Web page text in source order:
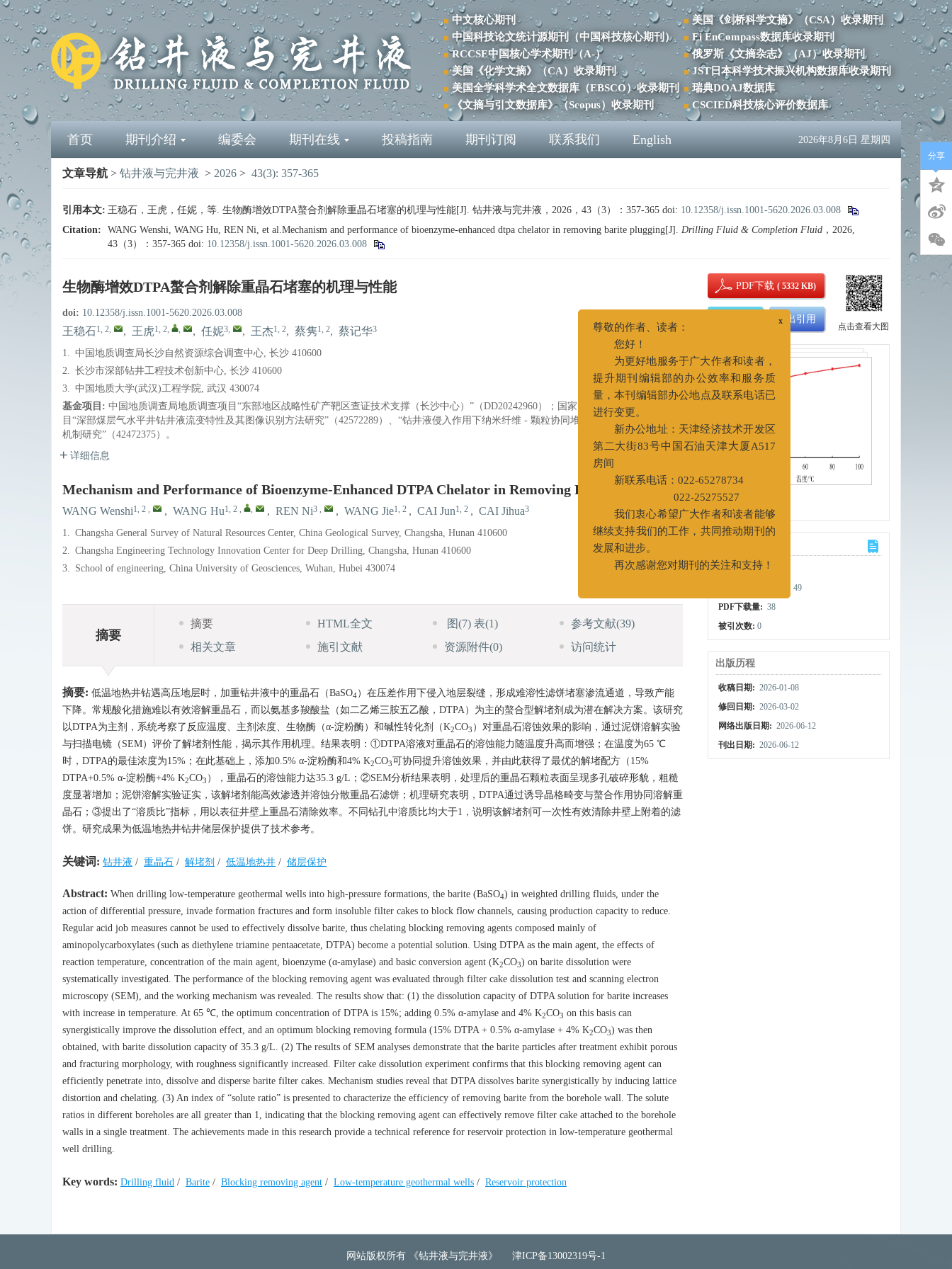
中文核心期刊
中国科技论文统计源期刊（中国科技核心期刊）
RCCSE中国核心学术期刊（A-）
美国《化学文摘》（CA）收录期刊
美国全学科学术全文数据库（EBSCO）收录期刊
《文摘与引文数据库》（Scopus）收录期刊
美国《剑桥科学文摘》（CSA）收录期刊
Ei EnCompass数据库收录期刊
俄罗斯《文摘杂志》（AJ）收录期刊
JST日本科学技术振兴机构数据库收录期刊
瑞典DOAJ数据库
CSCIED科技核心评价数据库
首页 期刊介绍 编委会 期刊在线 投稿指南 期刊订阅 联系我们 English 2026年8月6日 星期四
文章导航 > 钻井液与完井液 > 2026 > 43(3): 357-365
引用本文: 王稳石，王虎，任妮，等. 生物酶增效DTPA螯合剂解除重晶石堵塞的机理与性能[J]. 钻井液与完井液，2026，43（3）：357-365 doi: 10.12358/j.issn.1001-5620.2026.03.008
Citation:
WANG Wenshi, WANG Hu, REN Ni, et al.Mechanism and performance of bioenzyme-enhanced dtpa chelator in removing barite plugging[J]. Drilling Fluid & Completion Fluid ，2026,
43（3）：357-365 doi: 10.12358/j.issn.1001-5620.2026.03.008
生物酶增效DTPA螯合剂解除重晶石堵塞的机理与性能
doi: 10.12358/j.issn.1001-5620.2026.03.008
王稳石1, 2, , 王虎1, 2, , , 任妮3, , 王杰1, 2, 蔡隽1, 2, 蔡记华3
1. 中国地质调查局长沙自然资源综合调查中心, 长沙 410600
2. 长沙市深部钻井工程技术创新中心, 长沙 410600
3. 中国地质大学(武汉)工程学院, 武汉 430074
基金项目: 中国地质调查局地质调查项目“东部地区战略性矿产靶区查证技术支撑（长沙中心）”（DD20242960）；国家自然科学基金面上项
目“深部煤层气水平井钻井液流变特性及其图像识别方法研究”（42572289）、“钻井液侵入作用下纳米纤维 - 颗粒协同堆积演化与页岩封堵抑制
机制研究”（42472375）。
详细信息
Mechanism and Performance of Bioenzyme-Enhanced DTPA Chelator in Removing Barite Plugging
WANG Wenshi1, 2 , , WANG Hu1, 2 , , , REN Ni3 , , WANG Jie1, 2 , CAI Jun1, 2 , CAI Jihua3
1. Changsha General Survey of Natural Resources Center, China Geological Survey, Changsha, Hunan 410600
2. Changsha Engineering Technology Innovation Center for Deep Drilling, Changsha, Hunan 410600
3. School of engineering, China University of Geosciences, Wuhan, Hubei 430074
摘要
摘要 HTML全文 图(7) 表(1) 参考文献(39)
相关文章
施引文献 资源附件(0) 访问统计
摘要: 低温地热井钻遇高压地层时，加重钻井液中的重晶石（BaSO4）在压差作用下侵入地层裂缝，形成难溶性滤饼堵塞渗流通道，导致产能
下降。常规酸化措施难以有效溶解重晶石，而以氨基多羧酸盐（如二乙烯三胺五乙酸，DTPA）为主的螯合型解堵剂成为潜在解决方案。该研究
以DTPA为主剂，系统考察了反应温度、主剂浓度、生物酶（α-淀粉酶）和碱性转化剂（K2CO3 ）对重晶石溶蚀效果的影响，通过泥饼溶解实验
与扫描电镜（SEM）评价了解堵剂性能，揭示其作用机理。结果表明：①DTPA溶液对重晶石的溶蚀能力随温度升高而增强；在温度为65 ℃
时，DTPA的最佳浓度为15%；在此基础上，添加0.5% α-淀粉酶和4% K2CO3可协同提升溶蚀效果，并由此获得了最优的解堵配方（15%
DTPA+0.5% α-淀粉酶+4% K2CO3 ），重晶石的溶蚀能力达35.3 g/L；②SEM分析结果表明，处理后的重晶石颗粒表面呈现多孔破碎形貌，粗糙
度显著增加；泥饼溶解实验证实，该解堵剂能高效渗透并溶蚀分散重晶石滤饼；机理研究表明，DTPA通过诱导晶格畸变与螯合作用协同溶解重
晶石；③提出了“溶质比”指标，用以表征井壁上重晶石清除效率。不同钻孔中溶质比均大于1，说明该解堵剂可一次性有效清除井壁上附着的滤
饼。研究成果为低温地热井钻井储层保护提供了技术参考。
关键词: 钻井液 / 重晶石 / 解堵剂 / 低温地热井 / 储层保护
Abstract: When drilling low-temperature geothermal wells into high-pressure formations, the barite (BaSO4) in weighted drilling fluids, under the
action of differential pressure, invade formation fractures and form insoluble filter cakes to block flow channels, causing production capacity to reduce.
Regular acid job measures cannot be used to effectively dissolve barite, thus chelating blocking removing agents composed mainly of
aminopolycarboxylates (such as diethylene triamine pentaacetate, DTPA) become a potential solution. Using DTPA as the main agent, the effects of
reaction temperature, concentration of the main agent, bioenzyme (α-amylase) and basic conversion agent (K2CO3) on barite dissolution were
systematically investigated. The performance of the blocking removing agent was evaluated through filter cake dissolution test and scanning electron
microscopy (SEM), and the working mechanism was revealed. The results show that: (1) the dissolution capacity of DTPA solution for barite increases
with increase in temperature. At 65 ℃, the optimum concentration of DTPA is 15%; adding 0.5% α-amylase and 4% K2CO3 on this basis can
synergistically improve the dissolution effect, and an optimum blocking removing formula (15% DTPA + 0.5% α-amylase + 4% K2CO3) was then
obtained, with barite dissolution capacity of 35.3 g/L. (2) The results of SEM analyses demonstrate that the barite particles after treatment exhibit porous
and fracturing morphology, with roughness significantly increased. Filter cake dissolution experiment confirms that this blocking removing agent can
efficiently penetrate into, dissolve and disperse barite filter cakes. Mechanism studies reveal that DTPA dissolves barite synergistically by inducing lattice
distortion and chelating. (3) An index of “solute ratio” is presented to characterize the efficiency of removing barite from the borehole wall. The solute
ratios in different boreholes are all greater than 1, indicating that the blocking removing agent can effectively remove filter cake attached to the borehole
walls in a single treatment. The achievements made in this research provide a technical reference for reservoir protection in low-temperature geothermal
well drilling.
Key words: Drilling fluid / Barite / Blocking removing agent / Low-temperature geothermal wells / Reservoir protection
PDF下载( 5332 KB)
导出引用
点击查看大图
图(7)/表(1)
文章访问数: 150
49
PDF下载量: 38
被引次数:0
出版历程
收稿日期: 2026-01-08
修回日期: 2026-03-02
网络出版日期: 2026-06-12
刊出日期: 2026-06-12
分享
网站版权所有 《钻井液与完井液》 津ICP备13002319号-1
尊敬的作者、读者：
您好！
为更好地服务于广大作者和读者，
提升期刊编辑部的办公效率和服务质
量，本刊编辑部办公地点及联系电话已
进行变更。
新办公地址：天津经济技术开发区
第二大街83号中国石油天津大厦A517
房间
022-25275527
我们衷心希望广大作者和读者能够
继续支持我们的工作，共同推动期刊的
发展和进步。